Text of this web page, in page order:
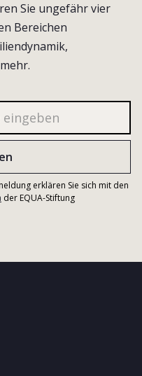
Sie ungefähr vier
Bereichen
erklären Sie sich mit den
der EQUA-Stiftung